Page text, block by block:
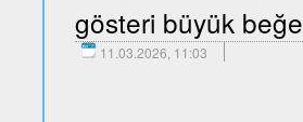
gösteri büyük
11.03.2026, 11:03